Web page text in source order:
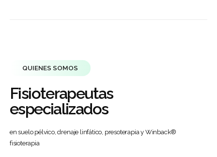
QUIENES SOMOS
Fisioterapeutas
especializados
en suelo pélvico, drenaje linfático, presoterapia y Winback®
fisioterapia